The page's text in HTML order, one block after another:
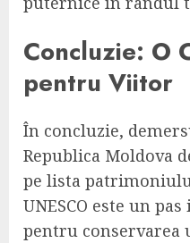
Concluzie: O
pentru Viitor
În concluzie,
Republica Moldova
pe lista
UNESCO este un
pentru conservarea